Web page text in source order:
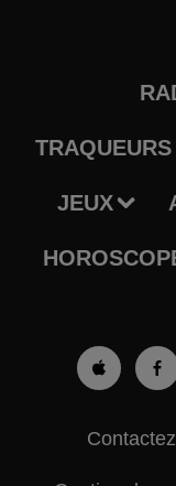
JEUX